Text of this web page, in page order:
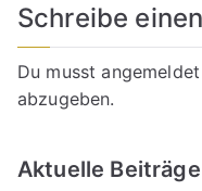
Schreibe
Du musstangemeldet
abzugeben.
Aktuelle Beiträge